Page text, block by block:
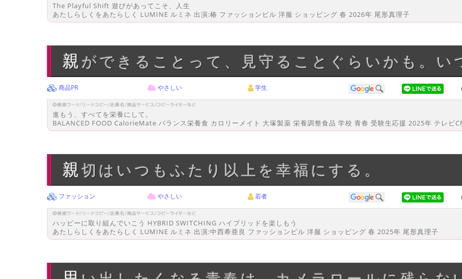
The Playful Shift 遊びがあってこそ、人生
あたしらしくをあたらしく LUMINE ルミネ 出演:椿 ファッションビル 洋服 ショッピング 春 2026年 尾形真理子
親ができることって、見守ることぐらいかも。い
商品PR やさしい 学生
進もう、すべてを栄養にして。
BALANCED FOOD CalorieMate バランス栄養食 カロリーメイト 大塚製薬 栄養調整食品 学校 青春 受験生応援 2025年 テレビ
親切はいつもふたり以上を幸福にする。
ファッション やさしい 若者
ハッピーに取り組んでいこう HYBRID SWITCHING ハイブリッドを楽しもう
あたしらしくをあたらしく LUMINE ルミネ 出演:中西希亜良 ファッションビル 洋服 ショッピング 春 2025年 尾形真理子